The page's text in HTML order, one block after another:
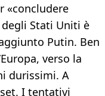
«concludere
Stati Uniti è
Putin. Ben
verso la
durissimi. A
I tentativi